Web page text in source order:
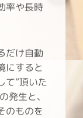
率や長時
だけ自動
にすると
て”頂いた
発生と、
のものを